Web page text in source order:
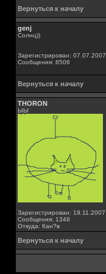
Вернуться к началу
genj
Солнц))
Зарегистрирован: 07.07.2007
Сообщения: 8506
Вернуться к началу
THORON
ЫЫ
Зарегистрирован: 19.11.2007
Сообщения: 1348
Откуда: Кан?в
Вернуться к началу